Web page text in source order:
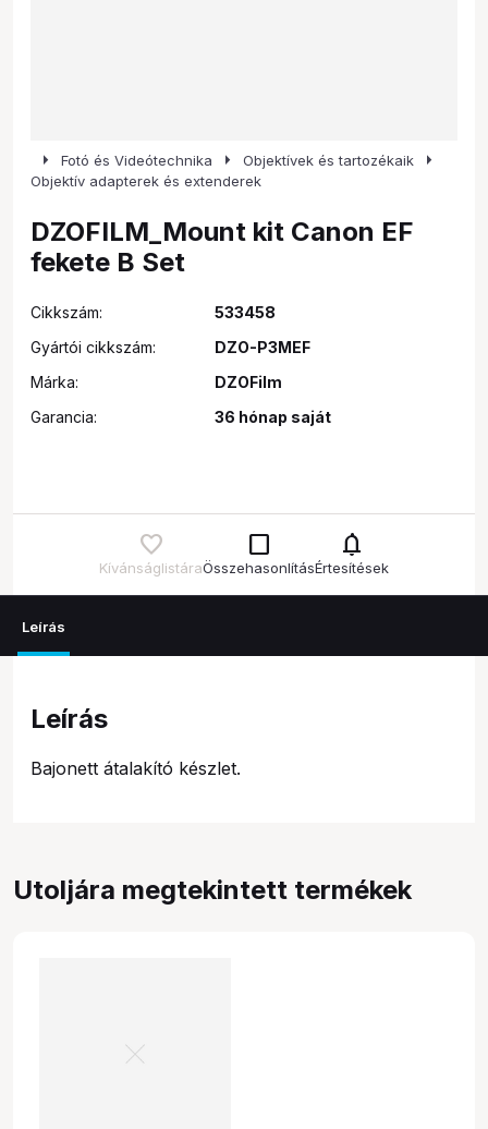
arrow_right Fotó és Videótechnika arrow_right Objektívek és tartozékaik arrow_right
Objektív adapterek és extenderek
DZOFILM_Mount kit Canon EF
fekete B Set
Cikkszám:
533458
Gyártói cikkszám:
DZO-P3MEF
Márka:
DZOFilm
Garancia:
36 hónap saját
Kívánságlistára
check_box_outline_blank
Összehasonlítás
notifications
Értesítések
Leírás
Leírás
Bajonett átalakító készlet.
Utoljára megtekintett termékek